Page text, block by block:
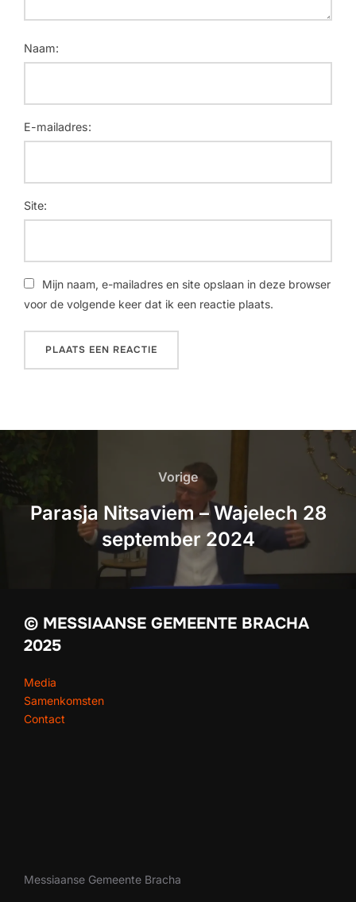
Naam:
E-mailadres:
Site:
Mijn naam, e-mailadres en site opslaan in deze browser
voor de volgende keer dat ik een reactie plaats.
Vorige
Parasja Nitsaviem – Wajelech 28
september 2024
© MESSIAANSE GEMEENTE BRACHA
2025
Media
Samenkomsten
Contact
Messiaanse Gemeente Bracha